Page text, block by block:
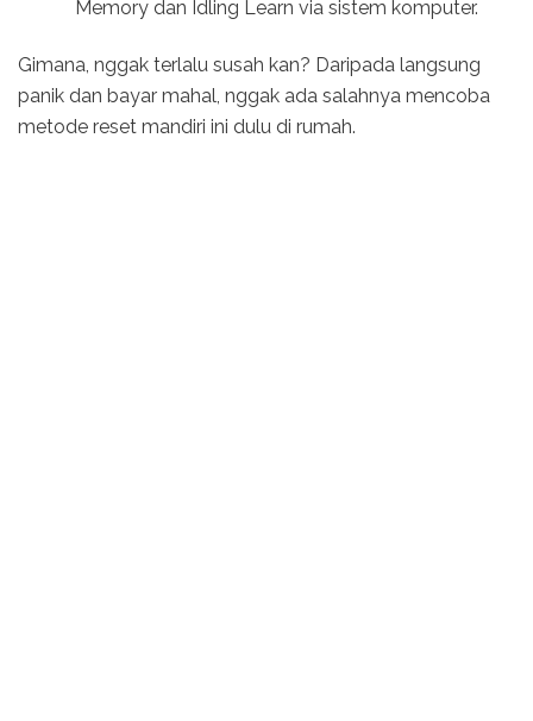
Memory dan Idling Learn via sistem komputer.
Gimana, nggak terlalu susah kan? Daripada langsung
panik dan bayar mahal, nggak ada salahnya mencoba
metode reset mandiri ini dulu di rumah.